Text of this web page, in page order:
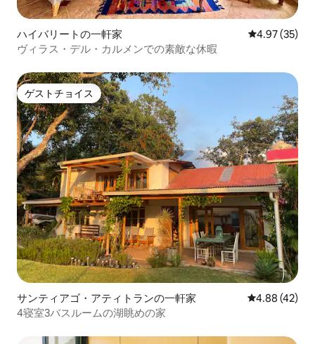
ハイバリートの一軒家 レビュー35
4.97 (35)
ヴィラス・デル・カルメンでの素敵な休暇
ゲストチョイス
ゲストチョイス
サンティアゴ・アティトランの一軒家 レビュー42
4.88 (42)
4寝室3バスルームの湖眺めの家